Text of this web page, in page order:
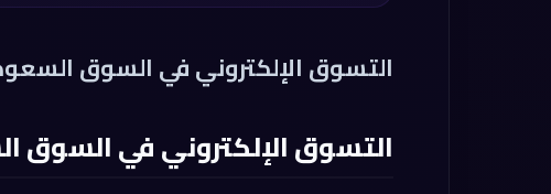
التسوق الإلكتروني في السوق
التسوق الإلكتروني في السوق